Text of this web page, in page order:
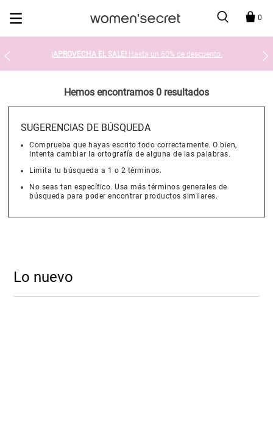
0
¡APROVECHA EL SALE!Hasta un 60% de descuento.
Hemos encontramos 0 resultados
SUGERENCIAS DE BÚSQUEDA
intenta cambiar la ortografía de alguna de las palabras.
Limita tu búsqueda a 1 o 2 términos.
Lo nuevo